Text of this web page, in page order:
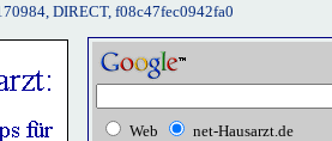
DIRECT, f08c47fec0942fa0
Web net-Hausarzt.de